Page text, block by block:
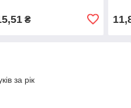
₴
за рік